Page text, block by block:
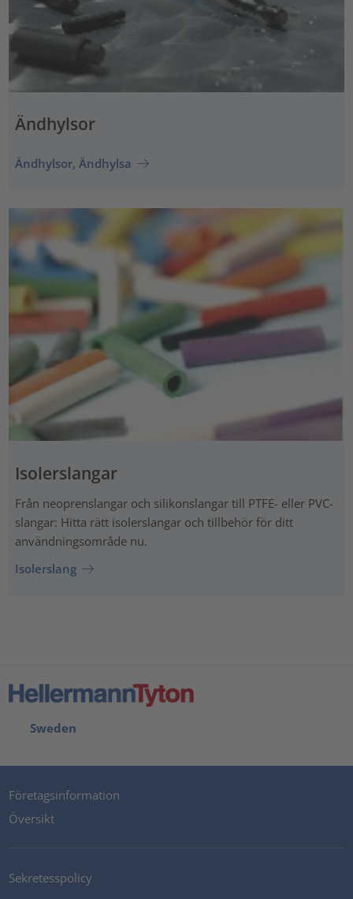
Ändhylsor
Ändhylsor, Ändhylsa
Isolerslangar
Från neoprenslangar och silikonslangar till PTFE- eller PVC-
slangar: Hitta rätt isolerslangar och tillbehör för ditt
användningsområde nu.
Isolerslang
Sweden
Företagsinformation
Översikt
Sekretesspolicy